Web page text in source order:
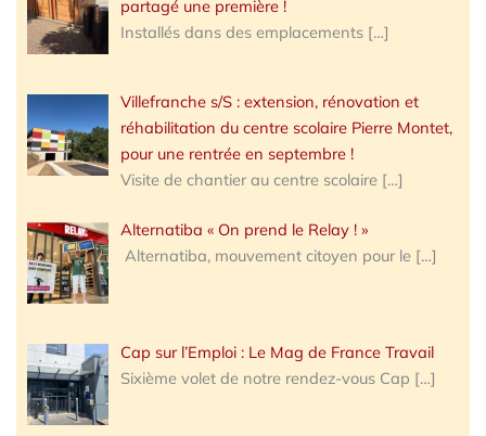
partagé une première !
Installés dans des emplacements […]
Villefranche s/S : extension, rénovation et
réhabilitation du centre scolaire Pierre Montet,
pour une rentrée en septembre !
Visite de chantier au centre scolaire […]
Alternatiba « On prend le Relay ! »
Alternatiba, mouvement citoyen pour le […]
Cap sur l’Emploi : Le Mag de France Travail
Sixième volet de notre rendez-vous Cap […]